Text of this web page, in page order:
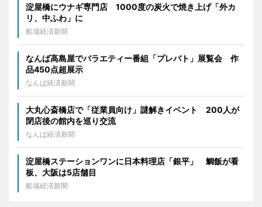
淀屋橋にウナギ専門店 1000度の炭火で焼き上げ「外カ
リ、中ふわ」に
船場経済新聞
なんば高島屋でバラエティー番組「プレバト」展覧会 作
品450点超展示
なんば経済新聞
大丸心斎橋店で「従業員向け」謎解きイベント 200人が
閉店後の館内を巡り交流
なんば経済新聞
淀屋橋ステーションワンに日本料理店「銀平」 鯛飯が看
板、大阪は5店舗目
船場経済新聞